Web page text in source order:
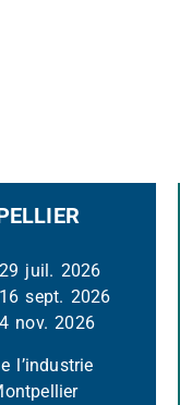
juil. 2026
sept. 2026
nov. 2026
l’industrie